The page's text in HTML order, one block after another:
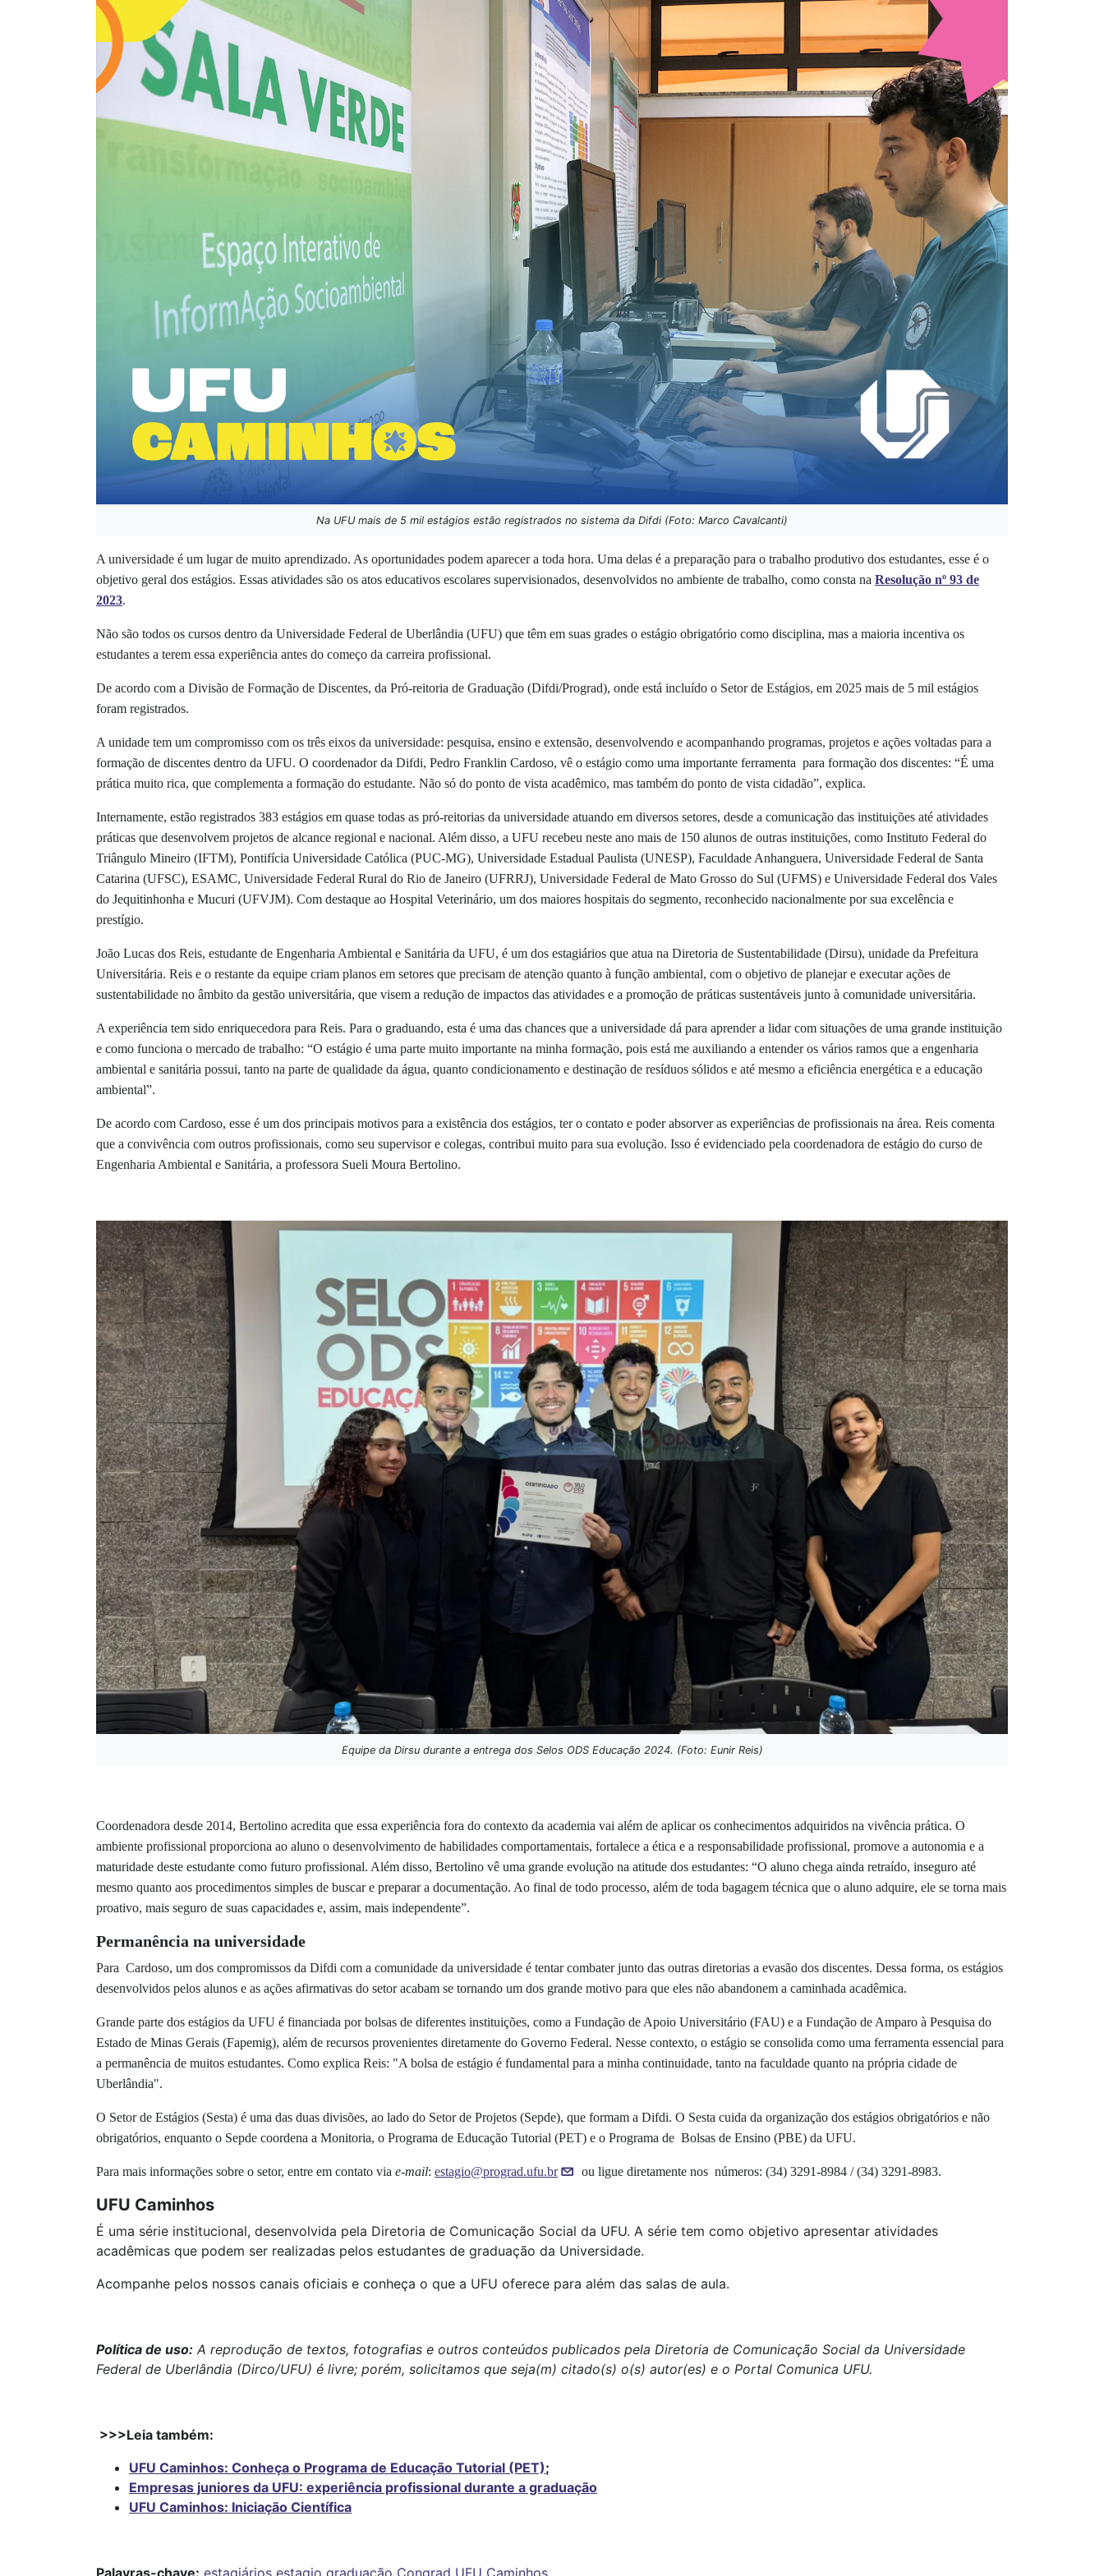
Na UFU mais de 5 mil estágios estão registrados no sistema da Difdi (Foto: Marco Cavalcanti)
A universidade é um lugar de muito aprendizado. As oportunidades podem aparecer a toda hora. Uma delas é a preparação para o trabalho produtivo dos estudantes, esse é o
objetivo geral dos estágios. Essas atividades são os atos educativos escolares supervisionados, desenvolvidos no ambiente de trabalho, como consta na Resolução nº 93 de
2023.
Não são todos os cursos dentro da Universidade Federal de Uberlândia (UFU) que têm em suas grades o estágio obrigatório como disciplina, mas a maioria incentiva os
estudantes a terem essa experiência antes do começo da carreira profissional.
De acordo com a Divisão de Formação de Discentes, da Pró-reitoria de Graduação (Difdi/Prograd), onde está incluído o Setor de Estágios, em 2025 mais de 5 mil estágios
foram registrados.
A unidade tem um compromisso com os três eixos da universidade: pesquisa, ensino e extensão, desenvolvendo e acompanhando programas, projetos e ações voltadas para a
formação de discentes dentro da UFU. O coordenador da Difdi, Pedro Franklin Cardoso, vê o estágio como uma importante ferramenta para formação dos discentes: “É uma
prática muito rica, que complementa a formação do estudante. Não só do ponto de vista acadêmico, mas também do ponto de vista cidadão”, explica.
Internamente, estão registrados 383 estágios em quase todas as pró-reitorias da universidade atuando em diversos setores, desde a comunicação das instituições até atividades
práticas que desenvolvem projetos de alcance regional e nacional. Além disso, a UFU recebeu neste ano mais de 150 alunos de outras instituições, como Instituto Federal do
Triângulo Mineiro (IFTM), Pontifícia Universidade Católica (PUC-MG), Universidade Estadual Paulista (UNESP), Faculdade Anhanguera, Universidade Federal de Santa
Catarina (UFSC), ESAMC, Universidade Federal Rural do Rio de Janeiro (UFRRJ), Universidade Federal de Mato Grosso do Sul (UFMS) e Universidade Federal dos Vales
do Jequitinhonha e Mucuri (UFVJM). Com destaque ao Hospital Veterinário, um dos maiores hospitais do segmento, reconhecido nacionalmente por sua excelência e
prestígio.
João Lucas dos Reis, estudante de Engenharia Ambiental e Sanitária da UFU, é um dos estagiários que atua na Diretoria de Sustentabilidade (Dirsu), unidade da Prefeitura
Universitária. Reis e o restante da equipe criam planos em setores que precisam de atenção quanto à função ambiental, com o objetivo de planejar e executar ações de
sustentabilidade no âmbito da gestão universitária, que visem a redução de impactos das atividades e a promoção de práticas sustentáveis junto à comunidade universitária.
A experiência tem sido enriquecedora para Reis. Para o graduando, esta é uma das chances que a universidade dá para aprender a lidar com situações de uma grande instituição
e como funciona o mercado de trabalho: “O estágio é uma parte muito importante na minha formação, pois está me auxiliando a entender os vários ramos que a engenharia
ambiental e sanitária possui, tanto na parte de qualidade da água, quanto condicionamento e destinação de resíduos sólidos e até mesmo a eficiência energética e a educação
ambiental”.
De acordo com Cardoso, esse é um dos principais motivos para a existência dos estágios, ter o contato e poder absorver as experiências de profissionais na área. Reis comenta
que a convivência com outros profissionais, como seu supervisor e colegas, contribui muito para sua evolução. Isso é evidenciado pela coordenadora de estágio do curso de
Engenharia Ambiental e Sanitária, a professora Sueli Moura Bertolino.
Equipe da Dirsu durante a entrega dos Selos ODS Educação 2024. (Foto: Eunir Reis)
Coordenadora desde 2014, Bertolino acredita que essa experiência fora do contexto da academia vai além de aplicar os conhecimentos adquiridos na vivência prática. O
ambiente profissional proporciona ao aluno o desenvolvimento de habilidades comportamentais, fortalece a ética e a responsabilidade profissional, promove a autonomia e a
maturidade deste estudante como futuro profissional. Além disso, Bertolino vê uma grande evolução na atitude dos estudantes: “O aluno chega ainda retraído, inseguro até
mesmo quanto aos procedimentos simples de buscar e preparar a documentação. Ao final de todo processo, além de toda bagagem técnica que o aluno adquire, ele se torna mais
proativo, mais seguro de suas capacidades e, assim, mais independente”.
Permanência na universidade
Para Cardoso, um dos compromissos da Difdi com a comunidade da universidade é tentar combater junto das outras diretorias a evasão dos discentes. Dessa forma, os estágios
desenvolvidos pelos alunos e as ações afirmativas do setor acabam se tornando um dos grande motivo para que eles não abandonem a caminhada acadêmica.
Grande parte dos estágios da UFU é financiada por bolsas de diferentes instituições, como a Fundação de Apoio Universitário (FAU) e a Fundação de Amparo à Pesquisa do
Estado de Minas Gerais (Fapemig), além de recursos provenientes diretamente do Governo Federal. Nesse contexto, o estágio se consolida como uma ferramenta essencial para
a permanência de muitos estudantes. Como explica Reis: "A bolsa de estágio é fundamental para a minha continuidade, tanto na faculdade quanto na própria cidade de
Uberlândia".
O Setor de Estágios (Sesta) é uma das duas divisões, ao lado do Setor de Projetos (Sepde), que formam a Difdi. O Sesta cuida da organização dos estágios obrigatórios e não
obrigatórios, enquanto o Sepde coordena a Monitoria, o Programa de Educação Tutorial (PET) e o Programa de Bolsas de Ensino (PBE) da UFU.
Para mais informações sobre o setor, entre em contato via e-mail: estagio@prograd.ufu.br ou ligue diretamente nos números: (34) 3291-8984 / (34) 3291-8983.
UFU Caminhos
É uma série institucional, desenvolvida pela Diretoria de Comunicação Social da UFU. A série tem como objetivo apresentar atividades
acadêmicas que podem ser realizadas pelos estudantes de graduação da Universidade.
Acompanhe pelos nossos canais oficiais e conheça o que a UFU oferece para além das salas de aula.
Política de uso: A reprodução de textos, fotografias e outros conteúdos publicados pela Diretoria de Comunicação Social da Universidade
Federal de Uberlândia (Dirco/UFU) é livre; porém, solicitamos que seja(m) citado(s) o(s) autor(es) e o Portal Comunica UFU.
>>>Leia também:
UFU Caminhos: Conheça o Programa de Educação Tutorial (PET);
Empresas juniores da UFU: experiência profissional durante a graduação
UFU Caminhos: Iniciação Científica
Palavras-chave: estagiários estagio graduação Congrad UFU Caminhos